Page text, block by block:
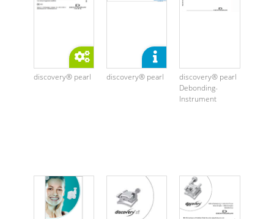
discovery® pearl discovery® pearl
discovery® pearl
Debonding-
Instrument